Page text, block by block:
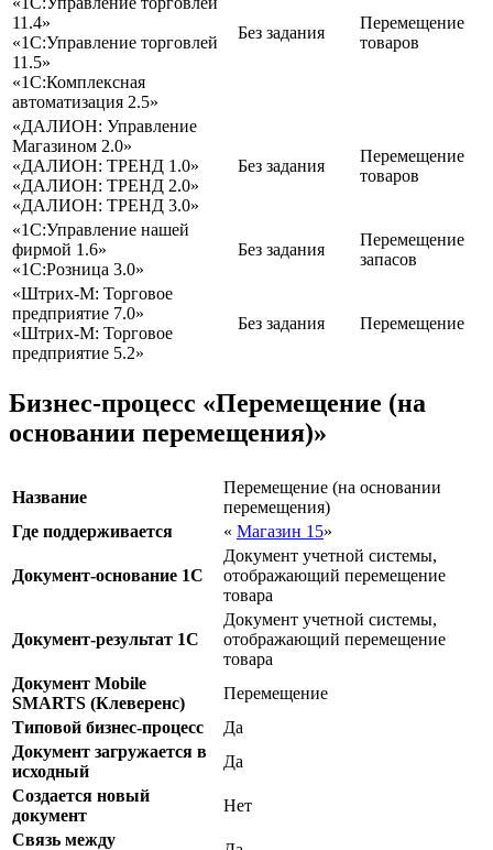
11.4»
«1С:Управление торговлей
11.5»
«1С:Комплексная
автоматизация 2.5»
Без задания
Перемещение
товаров
«ДАЛИОН: Управление
Магазином 2.0»
«ДАЛИОН: ТРЕНД 1.0»
«ДАЛИОН: ТРЕНД 2.0»
«ДАЛИОН: ТРЕНД 3.0»
Без задания
Перемещение
товаров
«1С:Управление нашей
фирмой 1.6»
«1С:Розница 3.0»
Без задания
Перемещение
запасов
«Штрих-М: Торговое
предприятие 7.0»
«Штрих-М: Торговое
предприятие 5.2»
Без задания Перемещение
Бизнес-процесс «Перемещение (на
основании перемещения)»
Название
Перемещение (на основании
перемещения)
Где поддерживается
« Магазин 15»
Документ-основание 1С
Документ учетной системы,
отображающий перемещение
товара
Документ-результат 1С
Документ учетной системы,
отображающий перемещение
товара
Документ Mobile
SMARTS (Клеверенс)
Перемещение
Типовой бизнес-процесс
Да
Документ загружается в
исходный
Да
Создается новый
документ
Нет
Связь между